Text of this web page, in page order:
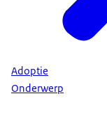
Adoptie
Onderwerp